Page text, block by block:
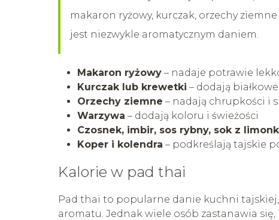
makaron ryżowy, kurczak, orzechy
jest niezwykle aromatycznym daniem.
Makaron ryżowy – nadaje potrawie
Kurczak lub krewetki – dodają
Orzechy ziemne – nadają chrupkości i
Warzywa – dodają koloru i świeżości
Czosnek, imbir, sos rybny, sok z
Koper i kolendra – podkreślają tajskie
Kalorie w pad thai
Pad thai to popularne danie kuchni
aromatu. Jednak wiele osób zastanawia